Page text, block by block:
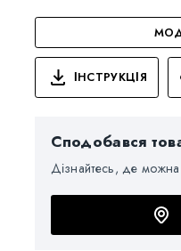
ІНСТРУКЦІЯ
Сподобався
Дізнайтесь, де